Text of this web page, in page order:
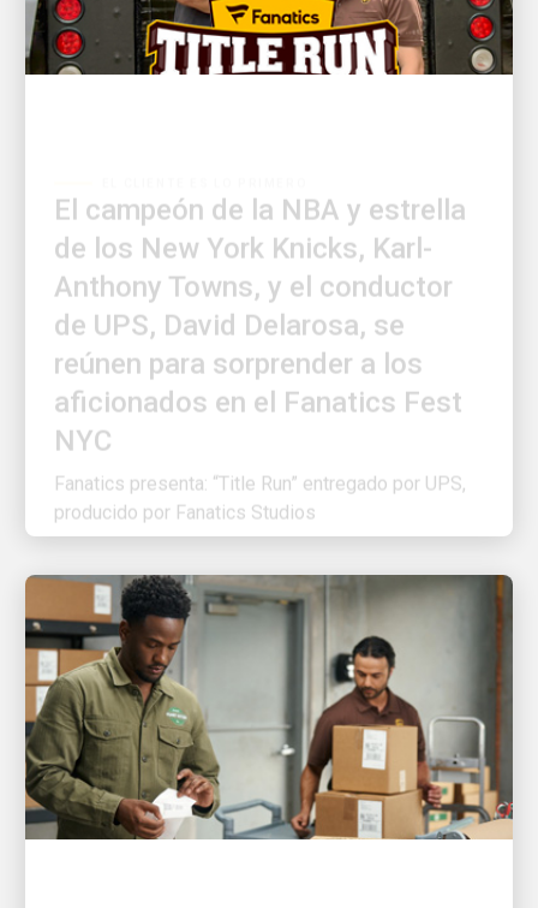
de los New York Knicks, Karl-
Anthony Towns, y el conductor
de UPS, David Delarosa, se
reúnen para sorprender a los
aficionados en el Fanatics Fest
NYC
Fanatics presenta: “Title Run” entregado por UPS,
producido por Fanatics Studios